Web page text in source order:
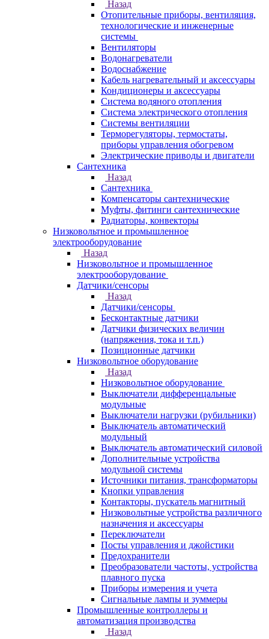
Назад
Отопительные приборы, вентиляция,
технологические и инженерные
системы
Вентиляторы
Водонагреватели
Водоснабжение
Кабель нагревательный и аксессуары
Кондиционеры и аксессуары
Система водяного отопления
Система электрического отопления
Системы вентиляции
Терморегуляторы, термостаты,
приборы управления обогревом
Электрические приводы и двигатели
Сантехника
Назад
Сантехника
Компенсаторы сантехнические
Муфты, фитинги сантехнические
Радиаторы, конвекторы
Низковольтное и промышленное
электрооборудование
Назад
Низковольтное и промышленное
электрооборудование
Датчики/сенсоры
Назад
Датчики/сенсоры
Бесконтактные датчики
Датчики физических величин
(напряжения, тока и т.п.)
Позиционные датчики
Низковольтное оборудование
Назад
Низковольтное оборудование
Выключатели дифференцальные
модульные
Выключатели нагрузки (рубильники)
Выключатель автоматический
модульный
Выключатель автоматический силовой
Дополнительные устройства
модульной системы
Источники питания, трансформаторы
Кнопки управления
Контакторы, пускатель магнитный
Низковольтные устройства различного
назначения и аксессуары
Переключатели
Посты управления и джойстики
Предохранители
Преобразователи частоты, устройства
плавного пуска
Приборы измерения и учета
Сигнальные лампы и зуммеры
Промышленные контроллеры и
автоматизация производства
Назад